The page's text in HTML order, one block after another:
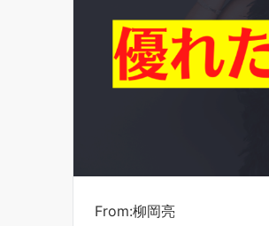
From:柳岡亮